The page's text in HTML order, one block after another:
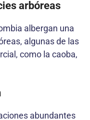
arbóreas
albergan una
algunas de las
como la caoba,
abundantes